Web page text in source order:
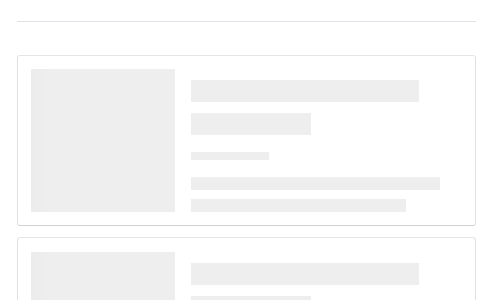
Thủ tướng Lê Minh Hưng làm Trưởng Ban